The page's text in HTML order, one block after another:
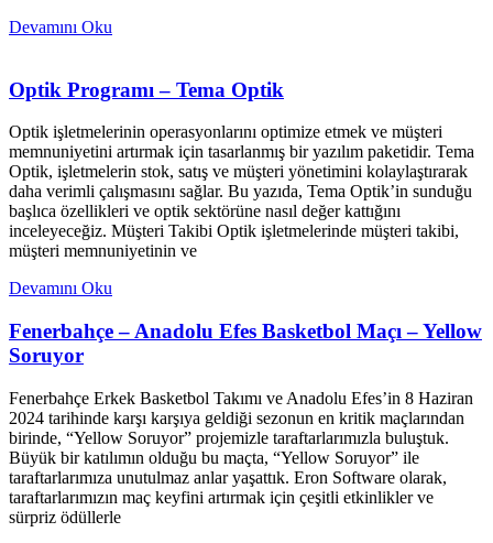
Devamını Oku
Optik Programı – Tema Optik
Optik işletmelerinin operasyonlarını optimize etmek ve müşteri
memnuniyetini artırmak için tasarlanmış bir yazılım paketidir. Tema
Optik, işletmelerin stok, satış ve müşteri yönetimini kolaylaştırarak
daha verimli çalışmasını sağlar. Bu yazıda, Tema Optik’in sunduğu
başlıca özellikleri ve optik sektörüne nasıl değer kattığını
inceleyeceğiz. Müşteri Takibi Optik işletmelerinde müşteri takibi,
müşteri memnuniyetinin ve
Devamını Oku
Fenerbahçe – Anadolu Efes Basketbol Maçı – Yellow
Soruyor
Fenerbahçe Erkek Basketbol Takımı ve Anadolu Efes’in 8 Haziran
2024 tarihinde karşı karşıya geldiği sezonun en kritik maçlarından
birinde, “Yellow Soruyor” projemizle taraftarlarımızla buluştuk.
Büyük bir katılımın olduğu bu maçta, “Yellow Soruyor” ile
taraftarlarımıza unutulmaz anlar yaşattık. Eron Software olarak,
taraftarlarımızın maç keyfini artırmak için çeşitli etkinlikler ve
sürpriz ödüllerle